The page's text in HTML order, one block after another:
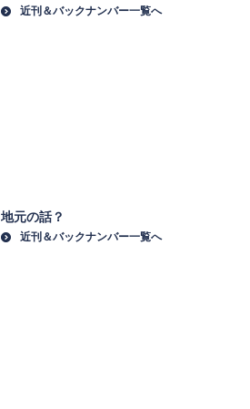
近刊＆バックナンバー一覧へ
地元の話？
近刊＆バックナンバー一覧へ